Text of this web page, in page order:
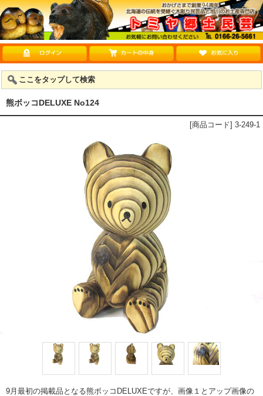
ここをタップして検索
熊ボッコDELUXE No124
[商品コード] 3-249-1
9月最初の掲載品となる熊ボッコDELUXEですが、画像１とアップ画像の